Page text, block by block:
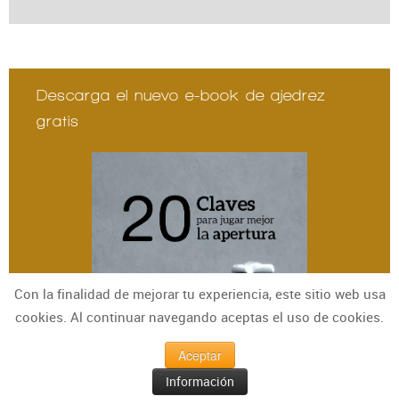
Descarga el nuevo e-book de ajedrez
gratis
Con la finalidad de mejorar tu experiencia, este sitio web usa
cookies. Al continuar navegando aceptas el uso de cookies.
Aceptar
Información